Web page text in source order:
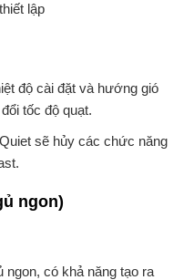
lập
độ cài đặt và hướng gió
tốc độ quạt.
sẽ hủy các chức năng
ngon)
ngon, có khả năng tạo ra